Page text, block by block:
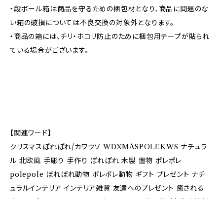
・段ボール箱は商品を守るための梱包材となり、商品に問題のな
い箱の破損については不良交換の対象外となります。
・商品の箱には、チリ・ホコリ防止のために梱包用テープが貼られ
ている場合がございます。
【関連ワード】
クリスマスぽれぽれ/カワウソ WDXMASPOLEKWS ナチュラ
ル 北欧風 手彫り 手作り ぽれぽれ 木製 置物 ポレポレ
polepole ぽれぽれ動物 ポレポレ動物 ギフト プレゼント ナチ
ュラルインテリア インテリア雑貨 友達へのプレゼント 癒される